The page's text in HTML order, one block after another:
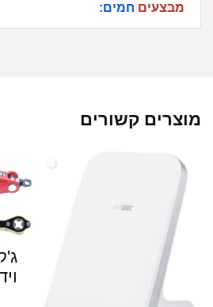
מבצעים חמים:
מוצרים קשורים